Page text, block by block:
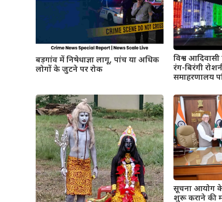
बड़गांव में निषेधाज्ञा लागू, पांच या अधिक
लोगों के जुटने पर रोक
विश्व
रंग-बिरंगी
समाहरणालय
सूचना आयोग के
शुरू कराने की